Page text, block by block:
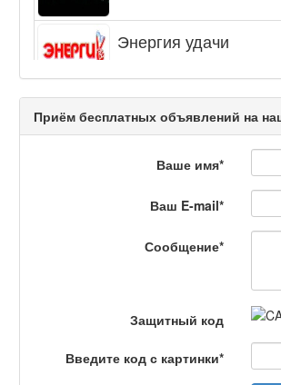
Энергия удачи
Кәусар
На полицейской
специалистов.
Камертон
Приём бесплатных объявлений на
Ваше имя*
Ваш E-mail*
Сообщение*
Защитный код
Введите код с картинки*